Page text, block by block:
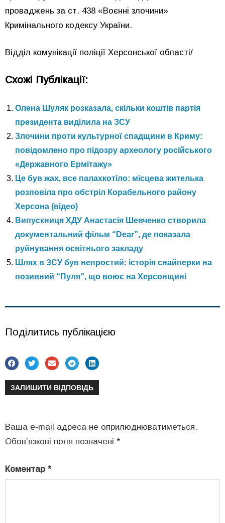
проваджень за ст. 438 «Воєнні злочини»
Кримінального кодексу України.
Відділ комунікації поліції Херсонської області/
Схожі Публікації:
Олена Шуляк розказала, скільки коштів партія
президента виділила на ЗСУ
Злочини проти культурної спадщини в Криму:
повідомлено про підозру археологу російського
«Державного Ермітажу»
Це був жах, все палахкотіло: місцева жителька
розповіла про обстріл Корабельного району
Херсона (відео)
Випускниця ХДУ Анастасія Шевченко створила
документальний фільм “Dear”, де показала
руйнування освітнього закладу
Шлях в ЗСУ був непростий: історія снайперки на
позивний “Пуля”, що воює на Херсонщині
Поділитись публікацією
ЗАЛИШИТИ ВІДПОВІДЬ
Ваша e-mail адреса не оприлюднюватиметься.
Обов’язкові поля позначені *
Коментар *